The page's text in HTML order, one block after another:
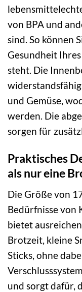
von BPA und
sind. So können
Gesundheit
steht. Die
und Gemüse,
werden. Die
sorgen für
Praktisches
als nur eine
Die Größe von
Bedürfnisse von
bietet
Brotzeit, kleine
Sticks, ohne
und sorgt dafür,